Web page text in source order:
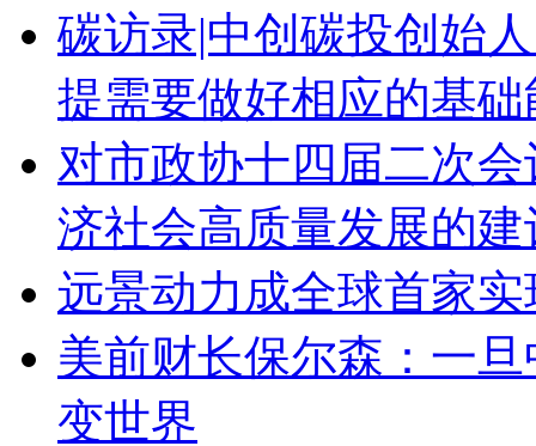
碳访录|中创碳投创始
提需要做好相应的基
对市政协十四届二次
济社会高质量发展的
远景动力成全球首家
美前财长保尔森：一
变世界